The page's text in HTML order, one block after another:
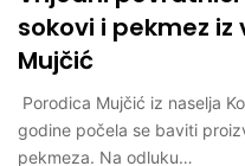
sokovi i pekmez
Mujčić
Porodica Mujčić iz naselja
godine počela se baviti
pekmeza. Na odluku…